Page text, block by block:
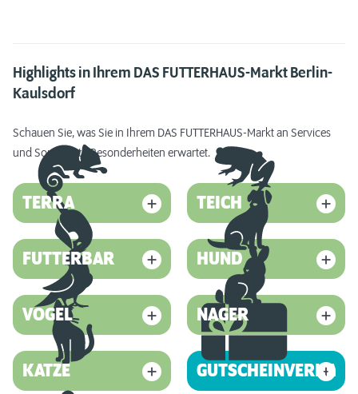
Highlights in Ihrem DAS FUTTERHAUS-Markt Berlin-
Kaulsdorf
Schauen Sie, was Sie in Ihrem DAS FUTTERHAUS-Markt an Services
und Sortiments-Besonderheiten erwartet.
TERRA TEICH
FUTTERBAR HUND
VOGEL NAGER
KATZE GUTSCHEINVERKAUF